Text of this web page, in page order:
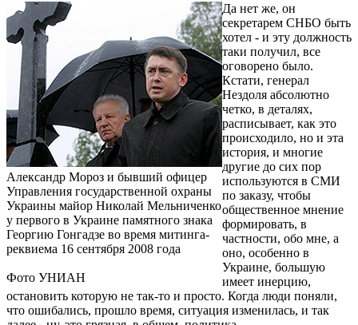
Александр Мороз и бывший офицер
Управления государственной охраны
Украины майор Николай Мельниченко
у первого в Украине памятного знака
Георгию Гонгадзе во время митинга-
реквиема 16 сентября 2008 года
Фото УНИАН
Да нет же, он
секретарем СНБО быть
хотел - и эту должность
таки получил, все
оговорено было.
Кстати, генерал
Нездоля абсолютно
четко, в деталях,
расписывает, как это
происходило, но и эта
история, и многие
другие до сих пор
используются в СМИ
по заказу, чтобы
общественное мнение
формировать, в
частности, обо мне, а
оно, особенно в
Украине, большую
имеет инерцию,
остановить которую не так-то и просто. Когда люди поняли,
что ошибались, прошло время, ситуация изменилась, и так